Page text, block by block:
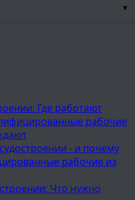
Где работают
рабочие
- и почему
рабочие из
Что нужно